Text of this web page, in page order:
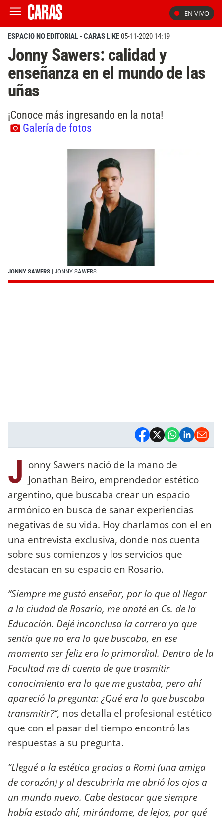
EN VIVO
ESPACIO NO EDITORIAL - CARAS LIKE05-11-2020 14:19
Jonny Sawers: calidad y
enseñanza en el mundo de las
uñas
¡Conoce más ingresando en la nota!
Galería de fotos
JONNY SAWERS | JONNY SAWERS
J onny Sawers nació de la mano de
Jonathan Beiro, emprendedor estético
argentino, que buscaba crear un espacio
armónico en busca de sanar experiencias
negativas de su vida. Hoy charlamos con el en
una entrevista exclusiva, donde nos cuenta
sobre sus comienzos y los servicios que
destacan en su espacio en Rosario.
“Siempre me gustó enseñar, por lo que al llegar
a la ciudad de Rosario, me anoté en Cs. de la
Educación. Dejé inconclusa la carrera ya que
sentía que no era lo que buscaba, en ese
momento ser feliz era lo primordial. Dentro de la
Facultad me di cuenta de que trasmitir
conocimiento era lo que me gustaba, pero ahí
apareció la pregunta: ¿Qué era lo que buscaba
transmitir?”, nos detalla el profesional estético
que con el pasar del tiempo encontró las
respuestas a su pregunta.
“Llegué a la estética gracias a Romi (una amiga
de corazón) y al descubrirla me abrió los ojos a
un mundo nuevo. Cabe destacar que siempre
había estado ahí, mirándome, de lejos, por qué